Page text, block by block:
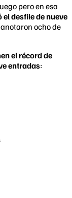
pero en esa
el desfile de nueve
ocho de
el récord de
entradas: